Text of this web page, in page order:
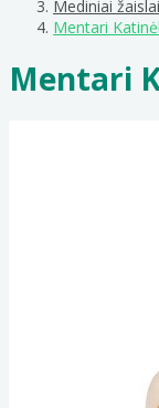
Mediniai žaislai
Mentari
Mentari